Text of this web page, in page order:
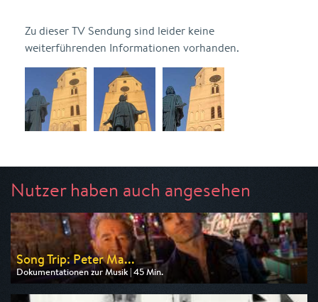
Zu dieser TV Sendung sind leider keine
weiterführenden Informationen vorhanden.
Nutzer haben auch angesehen
Song Trip: Peter Ma...
Dokumentationen zur Musik | 45 Min.
Ausgestrahlt von ZDF
am 07.08.2026, 23:30